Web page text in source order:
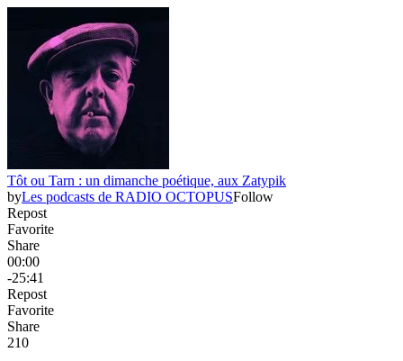
Tôt ou Tarn : un dimanche poétique, aux Zatypik
byLes podcasts de RADIO OCTOPUSFollow
Repost
Favorite
Share
00:00
-25:41
Repost
Favorite
Share
210